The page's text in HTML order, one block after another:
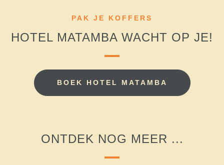
PAK JE KOFFERS
HOTEL MATAMBA WACHT OP JE!
BOEK HOTEL MATAMBA
ONTDEK NOG MEER ...